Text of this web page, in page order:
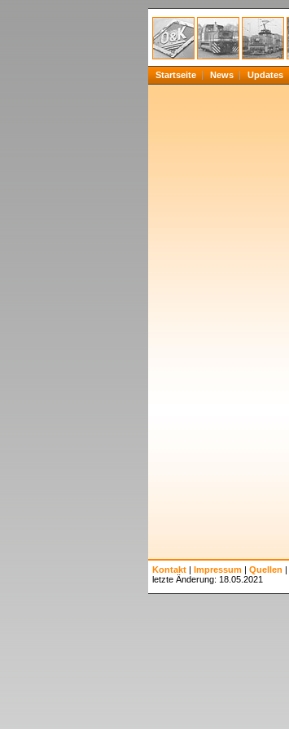
Startseite News Updates
Kontakt | Impressum | Quellen |
letzte Änderung: 18.05.2021